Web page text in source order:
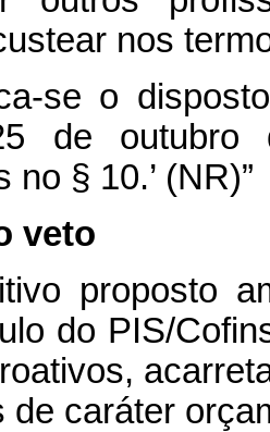
nos
se o
de outubro
§ 10.’ (NR)”
veto
proposto
do PIS/
de caráter